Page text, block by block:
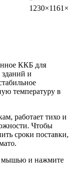
ККБ для
и
температуру в
работает тихо и
Чтобы
сроки поставки,
мышью и нажмите